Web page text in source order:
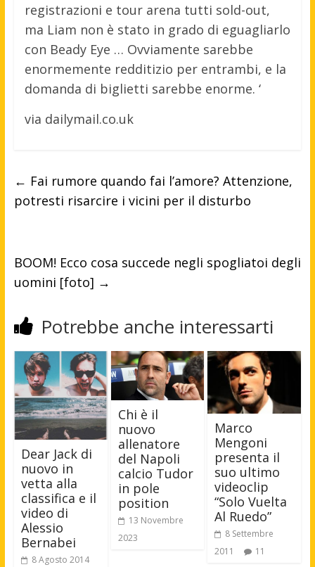
registrazioni e tour arena tutti sold-out,
ma Liam non è stato in grado di eguagliarlo
con Beady Eye … Ovviamente sarebbe
enormemente redditizio per entrambi, e la
domanda di biglietti sarebbe enorme. ‘
via dailymail.co.uk
← Fai rumore quando fai l’amore? Attenzione,
potresti risarcire i vicini per il disturbo
BOOM! Ecco cosa succede negli spogliatoi degli
uomini [foto] →
Potrebbe anche interessarti
Dear Jack di
nuovo in
vetta alla
classifica e il
video di
Alessio
Bernabei
8 Agosto 2014
Chi è il
nuovo
allenatore
del Napoli
calcio Tudor
in pole
position
13 Novembre
2023
Marco
Mengoni
presenta il
suo ultimo
videoclip
“Solo Vuelta
Al Ruedo”
8 Settembre
2011
11